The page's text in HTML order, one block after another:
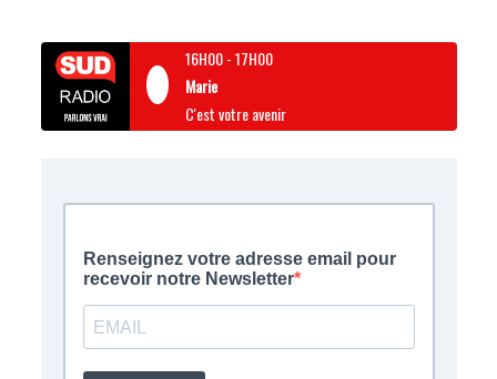
16H00-17H00
Marie
C'est votre avenir